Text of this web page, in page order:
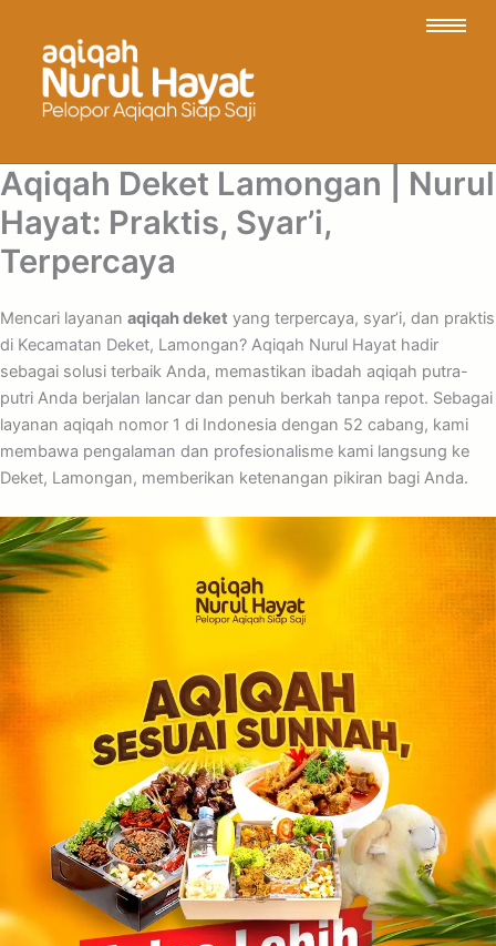
Aqiqah Deket Lamongan | Nurul
Hayat: Praktis, Syar’i,
Terpercaya
Mencari layanan aqiqah deket yang terpercaya, syar’i, dan praktis
di Kecamatan Deket, Lamongan? Aqiqah Nurul Hayat hadir
sebagai solusi terbaik Anda, memastikan ibadah aqiqah putra-
putri Anda berjalan lancar dan penuh berkah tanpa repot. Sebagai
layanan aqiqah nomor 1 di Indonesia dengan 52 cabang, kami
membawa pengalaman dan profesionalisme kami langsung ke
Deket, Lamongan, memberikan ketenangan pikiran bagi Anda.